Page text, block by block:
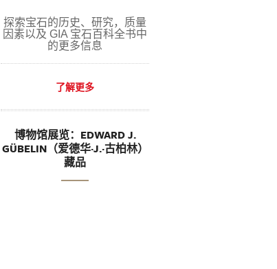
探索宝石的历史、研究，质量
因素以及 GIA 宝石百科全书中
的更多信息
了解更多
博物馆展览：EDWARD J.
GÜBELIN（爱德华·J.·古柏林）
藏品